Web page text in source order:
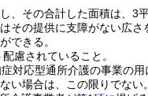
その合計した面積は、3
その提供に支障がない広
できる。
慮されていること。
対応型通所介護の事業の用
い場合は、この限りでない。